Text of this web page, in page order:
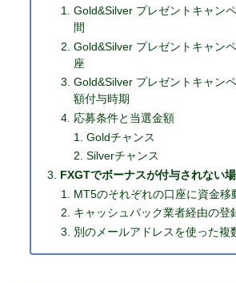
Gold&Silver プレゼントキャン
間
Gold&Silver プレゼントキャン
座
Gold&Silver プレゼントキャン
額付与時期
応募条件と当選金額
Goldチャンス
Silverチャンス
FXGTでボーナスが付与されない
MT5のそれぞれの口座に資金移
キャッシュバック業者経由の登
別のメールアドレスを使った複